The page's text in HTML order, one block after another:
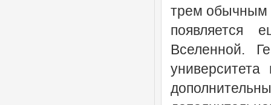
трем обычным
появляется
Вселенной.